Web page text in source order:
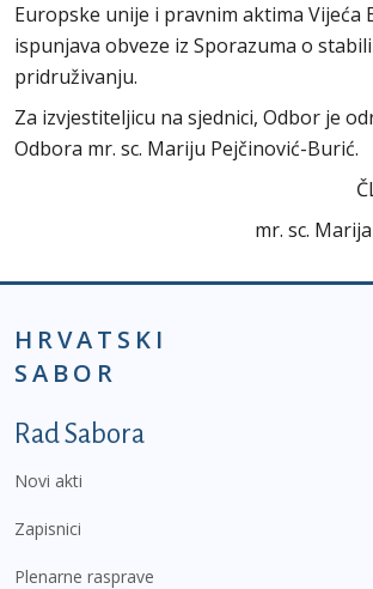
Europske unije i pravnim aktima Vijeća
ispunjava obveze iz Sporazuma o
pridruživanju.
Za izvjestiteljicu na sjednici, Odbor je
Odbora mr. sc. Mariju Pejčinović-Burić.
mr. sc.
HRVATSKI
SABOR
Podnožje prvi izbornik
Rad Sabora
Novi akti
Zapisnici
Plenarne rasprave